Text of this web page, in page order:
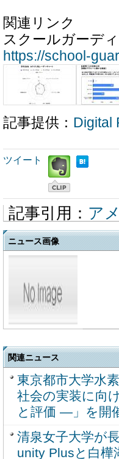
関連リンク
スクールガーデ
https://school-
記事提供： Digital
ツイート
記事引用： ア
ニュース画像
関連ニュース
東京都市大学水
社会の実装に向
と評価 ―」を開
清泉女子大学が
unity Plusと白樺